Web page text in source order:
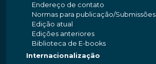
Endereço de contato
Normas para publicação/Submissões
Edição atual
Edições anteriores
Biblioteca de E-books
Internacionalização